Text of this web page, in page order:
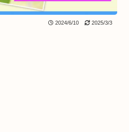
2024/6/10 2025/3/3